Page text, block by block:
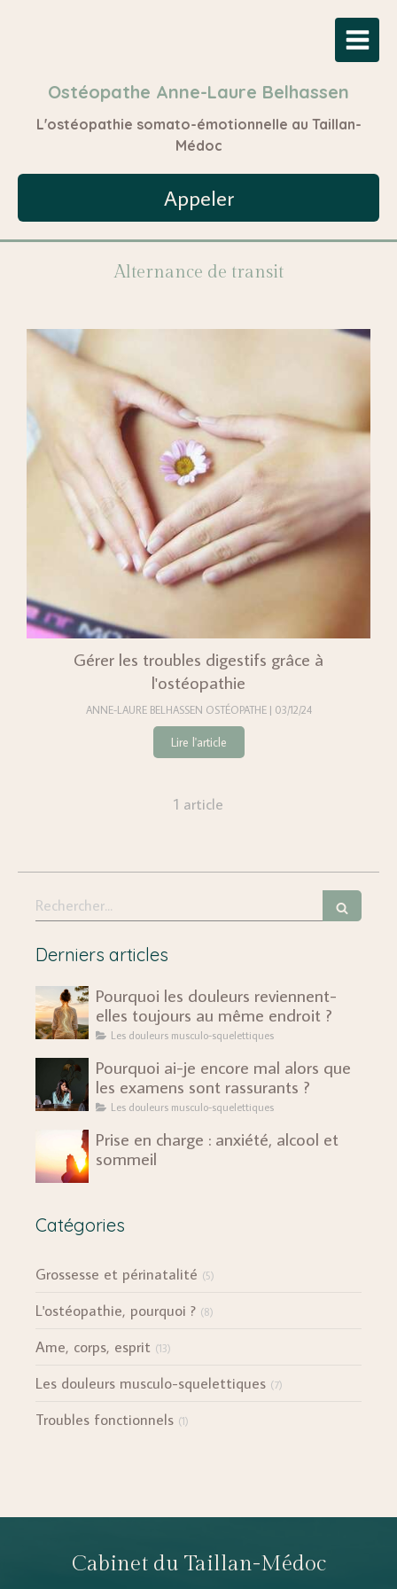
Ostéopathe Anne-Laure Belhassen
L'ostéopathie somato-émotionnelle au Taillan-
Médoc
Appeler
Alternance de transit
Gérer les troubles digestifs grâce à
l'ostéopathie
ANNE-LAURE BELHASSEN OSTÉOPATHE 03/12/24
Lire l'article
1 article
Rechercher
Derniers articles
Pourquoi les douleurs reviennent-
elles toujours au même endroit ?
Les douleurs musculo-squelettiques
Pourquoi ai-je encore mal alors que
les examens sont rassurants ?
Les douleurs musculo-squelettiques
Prise en charge : anxiété, alcool et
sommeil
Catégories
Grossesse et périnatalité (5)
L'ostéopathie, pourquoi ? (8)
Ame, corps, esprit (13)
Les douleurs musculo-squelettiques (7)
Troubles fonctionnels (1)
Cabinet du Taillan-Médoc